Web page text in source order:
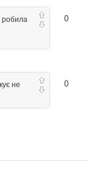
0
робила
0
не